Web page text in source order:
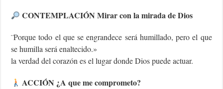
CONTEMPLACIÓN Mirar con la mirada de Dios
¨Porque todo el que se engrandece será humillado, pero el que
se humilla será enaltecido.»
la verdad del corazón es el lugar donde Dios puede actuar.
ACCIÓN ¿A que me comprometo?